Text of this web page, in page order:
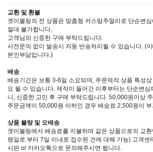
교환 및 환불
겟미블링의 전 상품은 맞춤형 커스텀주얼리로 단순변
절대 불가합니다.
고객님의 신중한 구매 부탁드립니다.
사전문의 없이 발송시 자동 반송처리될 수 있습니다. (
본인부담입니다.)
배송
배송기간은 보통 3-6일 소요되며, 주문제작 상품 특성
요 될 수 있습니다. 제작이 들어간 이후부터는 단순변심
니, 신중한 고민 후 구매 부탁드립니다. 50,000원이상
주문금액이 50,000원 이하인 경우 배송료 2,500원이 부
상품 불량 및 오배송
겟미블링에서 배송료를 지불하며 같은 상품으로의 교
령일로 부터 7일 이내로 접수된 건에 대해 가능) 고객
시판 or 카카오톡으로 문의해주시면 됩니다.